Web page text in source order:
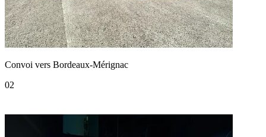
Convoi vers Bordeaux-Mérignac
02